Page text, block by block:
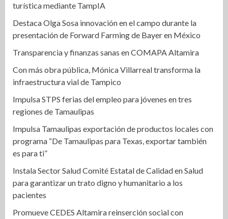
turística mediante TampIA
Destaca Olga Sosa innovación en el campo durante la
presentación de Forward Farming de Bayer en México
Transparencia y finanzas sanas en COMAPA Altamira
Con más obra pública, Mónica Villarreal transforma la
infraestructura vial de Tampico
Impulsa STPS ferias del empleo para jóvenes en tres
regiones de Tamaulipas
Impulsa Tamaulipas exportación de productos locales con
programa “De Tamaulipas para Texas, exportar también
es para ti”
Instala Sector Salud Comité Estatal de Calidad en Salud
para garantizar un trato digno y humanitario a los
pacientes
Promueve CEDES Altamira reinserción social con